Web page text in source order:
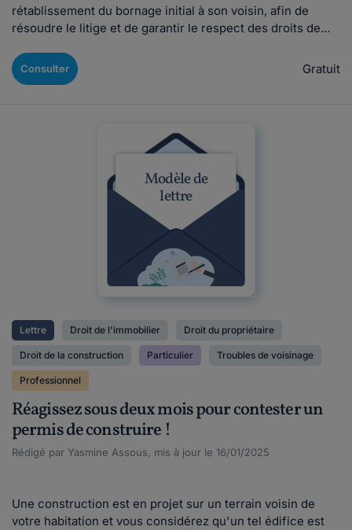
rétablissement du bornage initial à son voisin, afin de
résoudre le litige et de garantir le respect des droits de...
Consulter Gratuit
Modèle de
lettre
Lettre Droit de l'immobilier Droit du propriétaire
Droit de la construction Particulier Troubles de voisinage
Professionnel
Réagissez sous deux mois pour contester un
permis de construire !
Rédigé par Yasmine Assous, mis à jour le 16/01/2025
Une construction est en projet sur un terrain voisin de
votre habitation et vous considérez qu'un tel édifice est